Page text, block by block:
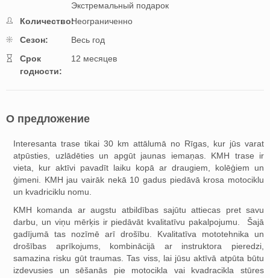
Экстремальный подарок
Количество:Неограниченно
Cезон:
Весь год
Cрок
годности:
12 месяцев
О предложение
Interesanta trase tikai 30 km attālumā no Rīgas, kur jūs varat
atpūsties, uzlādēties un apgūt jaunas iemaņas. KMH trase ir
vieta, kur aktīvi pavadīt laiku kopā ar draugiem, kolēģiem un
ģimeni. KMH jau vairāk nekā 10 gadus piedāvā krosa motociklu
un kvadriciklu nomu.
KMH komanda ar augstu atbildības sajūtu attiecas pret savu
darbu, un viņu mērķis ir piedāvāt kvalitatīvu pakalpojumu. Šajā
gadījumā tas nozīmē arī drošību. Kvalitatīva mototehnika un
drošības aprīkojums, kombinācijā ar instruktora pieredzi,
samazina risku gūt traumas. Tas viss, lai jūsu aktīvā atpūta būtu
izdevusies un sēšanās pie motocikla vai kvadracikla stūres